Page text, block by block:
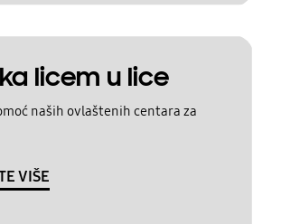
licem u lice
naših ovlaštenih centara za
VIŠE